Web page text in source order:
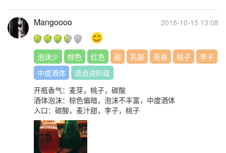
Mangoooo 2018-10-15 13:08
泡沫少 棕色 红色 甜 乳酸 麦香 桃子
李子
中度酒体
适合进阶级
开瓶香气：麦芽，桃子，碳酸
酒体泡沫：棕色偏暗，泡沫不丰富，中度酒体
入口：碳酸，麦汁甜，李子，桃子